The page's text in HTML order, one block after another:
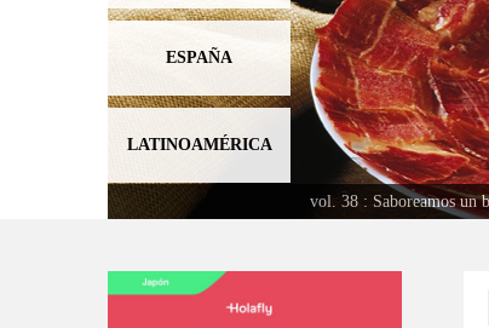
vol. 40 : El
vol. 39 : 6
vol. 38 : Saboreamos
vol. 37 :
ESPAÑA
LATINOAMÉRICA